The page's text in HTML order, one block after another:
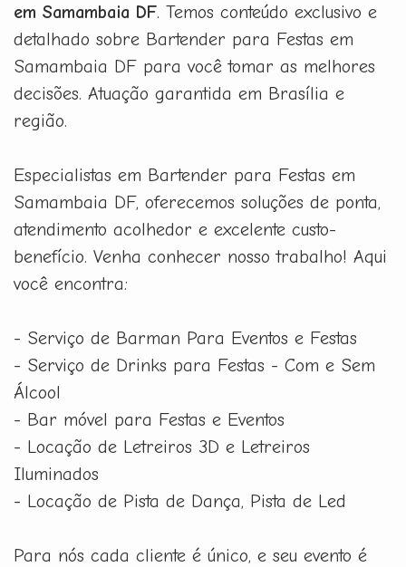
em Samambaia DF. Temos conteúdo exclusivo e
detalhado sobre Bartender para Festas em
Samambaia DF para você tomar as melhores
decisões. Atuação garantida em Brasília e
região.
Especialistas em Bartender para Festas em
Samambaia DF, oferecemos soluções de ponta,
atendimento acolhedor e excelente custo-
benefício. Venha conhecer nosso trabalho! Aqui
você encontra:
- Serviço de Barman Para Eventos e Festas
- Serviço de Drinks para Festas - Com e Sem
Álcool
- Bar móvel para Festas e Eventos
- Locação de Letreiros 3D e Letreiros
Iluminados
- Locação de Pista de Dança, Pista de Led
Para nós cada cliente é único, e seu evento é